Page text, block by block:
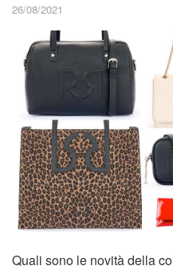
26/08/2021
Quali sono le novità della